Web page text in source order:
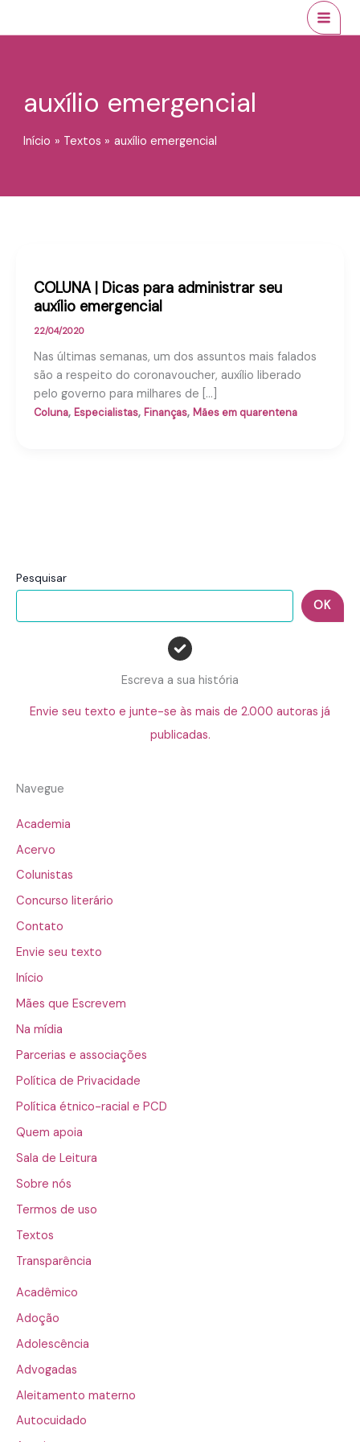
auxílio emergencial
Início Textos auxílio emergencial
Pesquisar
OK
Escreva a sua história
Envie seu texto e junte-se às mais de 2.000 autoras já
publicadas.
Navegue
Academia
Acervo
Colunistas
Concurso literário
Contato
Envie seu texto
Início
Mães que Escrevem
Na mídia
Parcerias e associações
Política de Privacidade
Política étnico-racial e PCD
Quem apoia
Sala de Leitura
Sobre nós
Termos de uso
Textos
Transparência
Acadêmico
Adoção
Adolescência
Advogadas
Aleitamento materno
Autocuidado
COLUNA | Dicas para administrar seu
auxílio emergencial
22/04/2020
Nas últimas semanas, um dos assuntos mais falados
são a respeito do coronavoucher, auxílio liberado
pelo governo para milhares de […]
Coluna, Especialistas, Finanças, Mães em quarentena